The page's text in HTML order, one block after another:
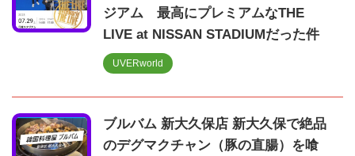
ジアム 最高にプレミアムなTHE
LIVE at NISSAN STADIUMだった件
UVERworld
ブルバム 新大久保店 新大久保で絶品
のデグマクチャン（豚の直腸）を喰